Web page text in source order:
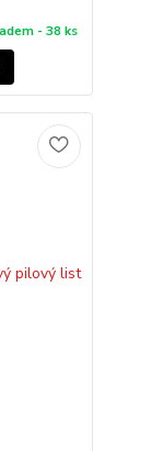
- 38 ks